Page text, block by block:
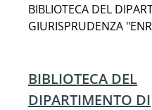
BIBLIOTECA DEL
GIURISPRUDENZA
BIBLIOTECA DEL
DIPARTIMENTO DI